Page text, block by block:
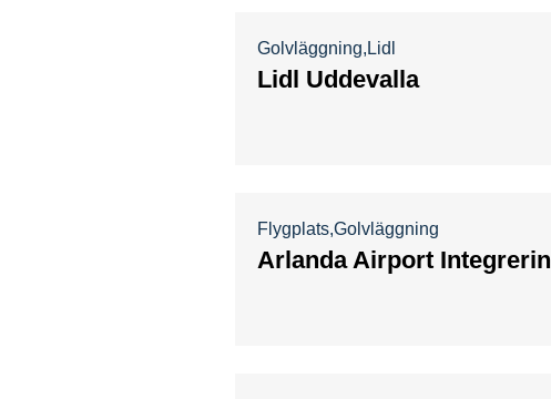
Golvläggning Lidl
Lidl Uddevalla
Flygplats Golvläggning
Arlanda Airport